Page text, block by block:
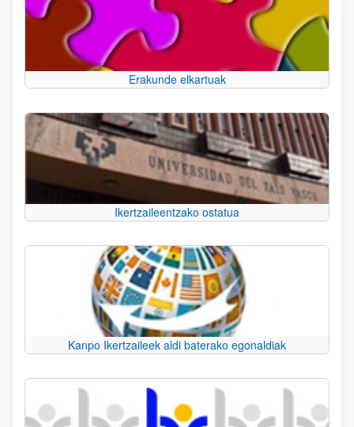
Erakunde elkartuak
Ikertzaileentzako ostatua
Kanpo Ikertzaileek aldi baterako egonaldiak